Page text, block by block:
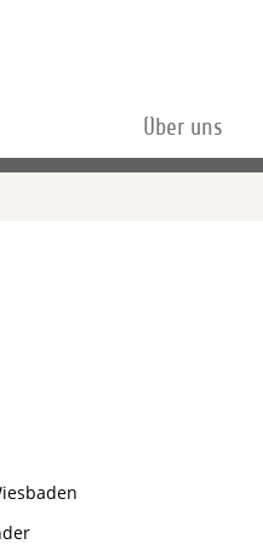
Über uns